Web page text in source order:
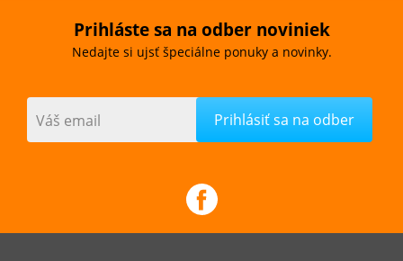
Prihláste sa na odber noviniek
Nedajte si ujsť špeciálne ponuky a novinky.
Váš email